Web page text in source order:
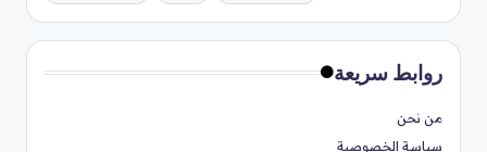
روابط سريعة
من نحن
سياسة الخصوصية